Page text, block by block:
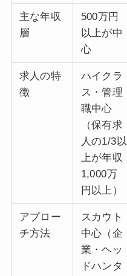
主な年収
層
500万円
以上が中
心
求人の特
徴
ハイクラ
ス・管理
職中心
（保有求
人の1/3以
上が年収
1,000万
円以上）
アプロー
チ方法
スカウト
中心（企
業・ヘッ
ドハンタ